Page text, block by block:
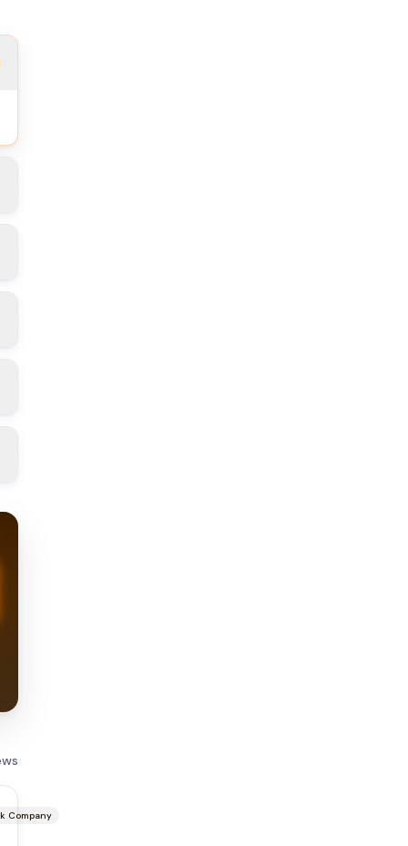
Company